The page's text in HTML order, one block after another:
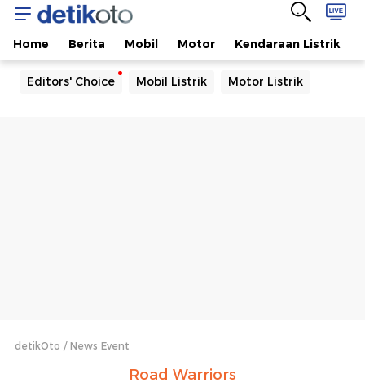
Home Berita Mobil Motor Kendaraan Listrik
Editors' Choice Mobil Listrik Motor Listrik
detikOto News Event
Road Warriors